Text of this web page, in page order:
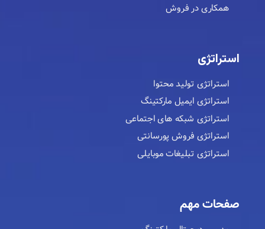
همکاری در فروش
استراتژی
استراتژی تولید محتوا
استراتژی ایمیل مارکتینگ
استراتژی شبکه های اجتماعی
استراتژی فروش پورسانتی
استراتژی تبلیغات موبایلی
صفحات مهم